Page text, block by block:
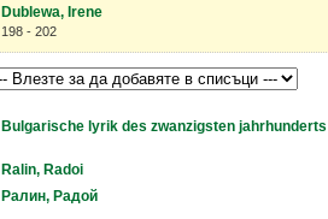
Dublewa, Irene
198 - 202
Bulgarische lyrik des zwanzigsten jahrhunderts
Ralin, Radoi
Ралин, Радой